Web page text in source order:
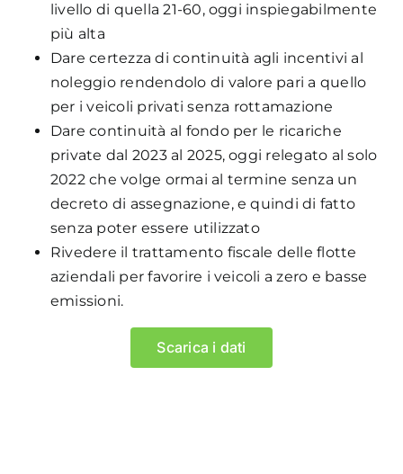
infrastrutture di ricarica in DC è attualmente
non attiva contro un 11% in AC. Risulta,
comunque, importante lavorare su un
miglioramento in tutto il processo autorizzativo
per ridurre i tempi di messa in esercizio.
La potenza dei punti di ricarica
In termini di potenza, il 90% dei punti di ricarica
installati è in corrente alternata (AC), mentre il
10% in corrente continua (DC). Di questi il 14% è
a ricarica lenta (con potenza installata pari o
inferiore a 7 kW), il 77% a ricarica accelerata in
AC (superiore a 7 kW fino a 43 kW), un 4% fast
livello di quella 21-60, oggi inspiegabilmente
più alta
Dare certezza di continuità agli incentivi al
noleggio rendendolo di valore pari a quello
per i veicoli privati senza rottamazione
Dare continuità al fondo per le ricariche
private dal 2023 al 2025, oggi relegato al solo
2022 che volge ormai al termine senza un
decreto di assegnazione, e quindi di fatto
senza poter essere utilizzato
Rivedere il trattamento fiscale delle flotte
aziendali per favorire i veicoli a zero e basse
emissioni.
Scarica i dati